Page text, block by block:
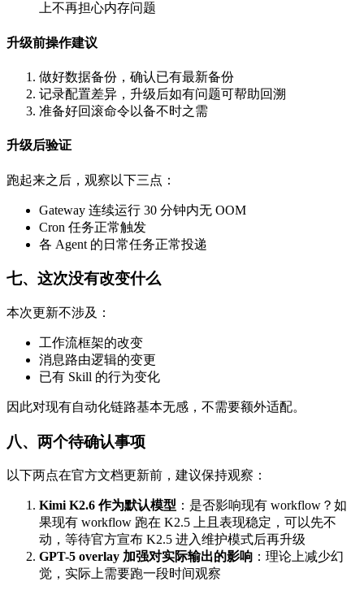
上不再担心内存问题
升级前操作建议
做好数据备份，确认已有最新备份
记录配置差异，升级后如有问题可帮助回溯
准备好回滚命令以备不时之需
升级后验证
跑起来之后，观察以下三点：
Gateway 连续运行 30 分钟内无 OOM
Cron 任务正常触发
各 Agent 的日常任务正常投递
七、这次没有改变什么
本次更新不涉及：
工作流框架的改变
消息路由逻辑的变更
已有 Skill 的行为变化
因此对现有自动化链路基本无感，不需要额外适配。
八、两个待确认事项
以下两点在官方文档更新前，建议保持观察：
Kimi K2.6 作为默认模型 ：是否影响现有 workflow？如
果现有 workflow 跑在 K2.5 上且表现稳定，可以先不
动，等待官方宣布 K2.5 进入维护模式后再升级
GPT-5 overlay 加强对实际输出的影响 ：理论上减少幻
觉，实际上需要跑一段时间观察